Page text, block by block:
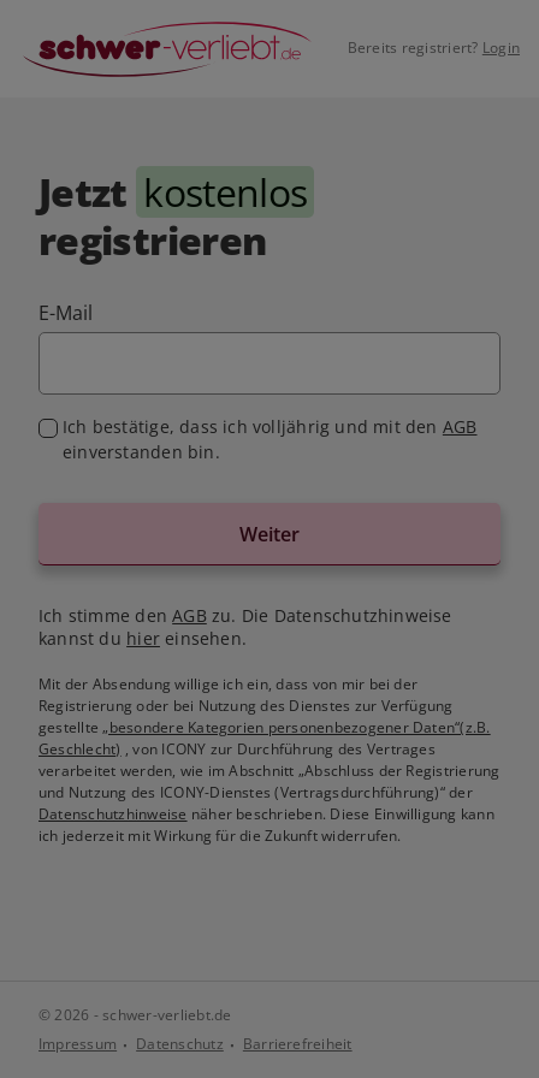
Bereits registriert? Login
Jetzt kostenlos
registrieren
E-Mail
Ich bestätige, dass ich volljährig und mit den AGB
einverstanden bin.
Weiter
Ich stimme denAGB zu. Die Datenschutzhinweise
kannst du hiereinsehen.
Mit der Absendung willige ich ein, dass von mir bei der
Registrierung oder bei Nutzung des Dienstes zur Verfügung
gestellte„besondere Kategorien personenbezogener Daten“(z.B.
Geschlecht) , von ICONY zur Durchführung des Vertrages
verarbeitet werden, wie im Abschnitt „Abschluss der Registrierung
und Nutzung des ICONY-Dienstes (Vertragsdurchführung)“ der
Datenschutzhinweise näher beschrieben. Diese Einwilligung kann
ich jederzeit mit Wirkung für die Zukunft widerrufen.
© 2026 - schwer-verliebt.de
Impressum
Datenschutz Barrierefreiheit